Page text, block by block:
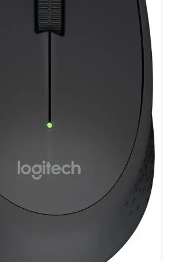
heen en weer. Duimpje omhoog!
verleden tijd. Deze muis heeft
die tot 3 maanden non-stop door
moet opladen, kun je gewoon
de snelheid en nauwkeurigheid die je
dankzij de snelheidskeuzeknop van
een snelheid tussen 800-2400 DPI,